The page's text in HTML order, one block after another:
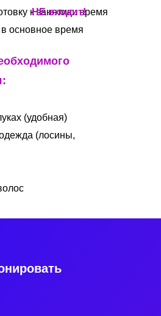
(удобная)
(лосины,
к занятию: время
основное время
НЕ входит!